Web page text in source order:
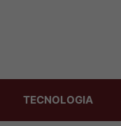
TECNOLOGIA